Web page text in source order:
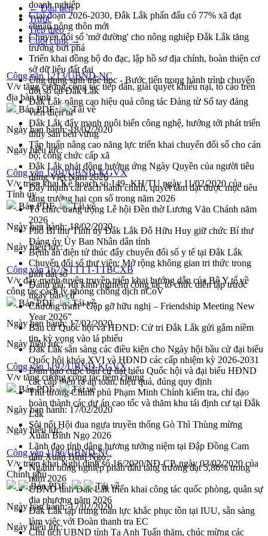
doanh nghiệp
Giai đoạn 2026-2030, Đắk Lắk phấn đấu có 77% xã đạt
chuẩn nông thôn mới
Chuyển đổi số 'mở đường' cho nông nghiệp Đắk Lắk tăng
trưởng bứt phá
Triển khai đồng bộ đo đạc, lập hồ sơ địa chính, hoàn thiện cơ
sở dữ liệu đất đai
Ứng dụng sinh trắc học - Bước tiến trong hành trình chuyển
đổi số tại Đắk Lắk
Đắk Lắk nâng cao hiệu quả công tác Đảng từ Sổ tay đảng
viên điện tử
Đắk Lắk đẩy mạnh nuôi biển công nghệ, hướng tới phát triển
thủy sản bền vững
Tập huấn nâng cao năng lực triển khai chuyển đổi số cho cán
bộ, công chức cấp xã
Đắk Lắk phát động hưởng ứng Ngày Quyền của người tiêu
dùng Việt Nam 2026
Đẩy mạnh cải cách hành chính, quyết tâm đạt được mục tiêu
tăng trưởng hai con số trong năm 2026
Tổ chức trang trọng Lễ hội Đền thờ Lương Văn Chánh năm
2026
Phó Bí thư Tỉnh ủy Đắk Lắk Đỗ Hữu Huy giữ chức Bí thư
Đảng ủy Ủy Ban Nhân dân tỉnh
Bệnh án điện tử thúc đẩy chuyển đổi số y tế tại Đắk Lắk
Chuyển đổi số thư viện: Mở rộng không gian tri thức trong
thời đại số
Đánh giá, rút kinh nghiệm công tác tổ chức diễn tập trước
ngày bầu cử
Chương trình “Gặp gỡ hữu nghị – Friendship Meeting New
Year 2026”
Bầu cử Quốc hội và HĐND: Cử tri Đắk Lắk gửi gắm niềm
tin, kỳ vọng vào lá phiếu
Đắk Lắk sẵn sàng các điều kiện cho Ngày hội bầu cử đại biểu
Quốc hội khóa XVI và HĐND các cấp nhiệm kỳ 2026-2031
Đảm bảo cuộc bầu cử đại biểu Quốc hội và đại biểu HĐND
các cấp diễn ra an toàn, hiệu quả, đúng quy định
Thủ tướng Chính phủ Phạm Minh Chính kiểm tra, chỉ đạo
hoàn thành các dự án cao tốc và thăm khu tái định cư tại Đắk
Lắk
Sôi nổi Hội đua ngựa truyền thống Gò Thì Thùng mừng
Xuân Bính Ngọ 2026
Lãnh đạo tỉnh dâng hương tưởng niệm tại Đập Đồng Cam
đầu Xuân Bính Ngọ
Ngành nông nghiệp phấn đấu tăng trưởng đạt 5,86% trong
năm 2026
UBND tỉnh Đắk Lắk triển khai công tác quốc phòng, quân sự
địa phương năm 2026
Đắk Lắk tập trung toàn lực khắc phục tồn tại IUU, sẵn sàng
làm việc với Đoàn thanh tra EC
Chủ tịch UBND tỉnh Tạ Anh Tuấn thăm, chúc mừng các
← Đầu tiên
Trước
Tiếp theo
Cuối cùng →
Công văn 1213/UBND-NC
V/v tăng cường công tác tiếp dân, giải quyết khiếu nại, tố cáo trên
địa bàn tỉnh
Bản PDF
Tải về
Ngày ban hành:18/02/2020
Ngày hiệu lực:
Công văn 1201/UBND-KGVX
V/v triển khai Kế hoạch số 149- KH/TU ngày 11/02/2020 của
Tỉnh ủy
Bản PDF
Tải về
Ngày ban hành: 18/02/2020
Ngày hiệu lực:
Công văn 167/STTTT-TTBCXB
V/v đẩy mạnh tuyên truyền triển khai hướng dẫn của Bộ Y tế về
công tác cách ly phòng chống dịch nCoV
Bản PDF
Tải về
Ngày ban hành: 17/02/2020
Ngày hiệu lực:
Công văn 1192/UBND-KGVX
V/v tăng cường công tác tiêm chủng
Bản PDF
Tải về
Ngày ban hành:17/02/2020
Ngày hiệu lực:
Công văn 1186/UBND-NC
V/v triển khai Nghị định số 16/2020/NĐ-CP, ngày 03/02/2020 của
Chính phủ
Bản PDF
Tải về
Ngày ban hành:17/02/2020
Ngày hiệu lực: